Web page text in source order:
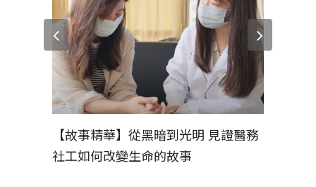
【故事精華】從黑暗到光明 見證醫務
社工如何改變生命的故事